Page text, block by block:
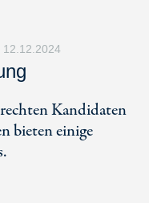
12.12.2024
Kandidaten
bieten einige